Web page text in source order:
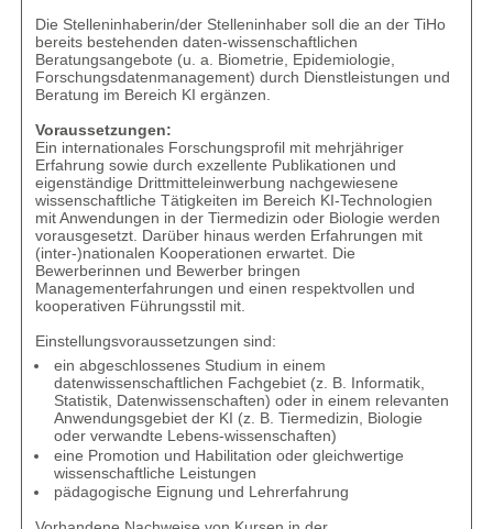
Die Stelleninhaberin/der Stelleninhaber soll die an der TiHo
bereits bestehenden daten-wissenschaftlichen
Beratungsangebote (u. a. Biometrie, Epidemiologie,
Forschungsdatenmanagement) durch Dienstleistungen und
Beratung im Bereich KI ergänzen.
Voraussetzungen:
Ein internationales Forschungsprofil mit mehrjähriger
Erfahrung sowie durch exzellente Publikationen und
eigenständige Drittmitteleinwerbung nachgewiesene
wissenschaftliche Tätigkeiten im Bereich KI-Technologien
mit Anwendungen in der Tiermedizin oder Biologie werden
vorausgesetzt. Darüber hinaus werden Erfahrungen mit
(inter-)nationalen Kooperationen erwartet. Die
Bewerberinnen und Bewerber bringen
Managementerfahrungen und einen respektvollen und
kooperativen Führungsstil mit.
Einstellungsvoraussetzungen sind:
ein abgeschlossenes Studium in einem
datenwissenschaftlichen Fachgebiet (z. B. Informatik,
Statistik, Datenwissenschaften) oder in einem relevanten
Anwendungsgebiet der KI (z. B. Tiermedizin, Biologie
oder verwandte Lebens-wissenschaften)
eine Promotion und Habilitation oder gleichwertige
wissenschaftliche Leistungen
pädagogische Eignung und Lehrerfahrung